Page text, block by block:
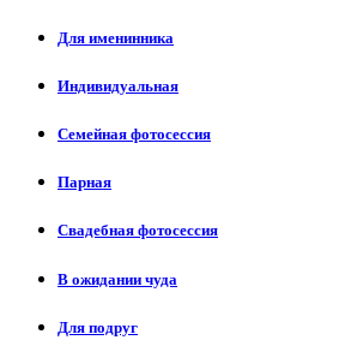
Для именинника
Индивидуальная
Семейная фотосессия
Парная
Свадебная фотосессия
В ожидании чуда
Для подруг